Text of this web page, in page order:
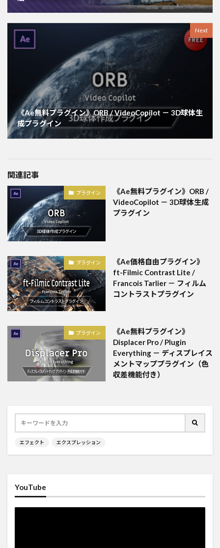
Next
《Ae無料プラグイン》ORB / VideoCopilot － 3D球体生
成プラグイン
関連記事
プラグイン
《Ae無料プラグイン》ORB /
VideoCopilot － 3D球体生成
プラグイン
プラグイン
《Ae価格自由プラグイン》
ft-Filmic Contrast Lite /
Francois Tarlier － フィルム
コントラストプラグイン
プラグイン
《Ae無料プラグイン》
Displacer Pro / Plugin
Everything － ディスプレイス
メントマッププラグイン（色
収差機能付き）
エフェクト エクスプレッション
YouTube